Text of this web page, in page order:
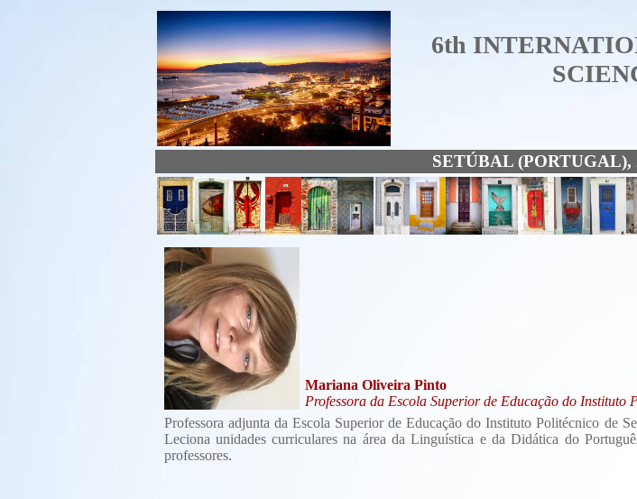
6th
SETÚBAL (PORTUGAL),
Mariana Oliveira Pinto
Professora da Escola Superior de Educação do Instituto
Professora adjunta da Escola Superior de Educação do Instituto Politécnico de
Leciona unidades curriculares na área da Linguística e da Didática do
professores.